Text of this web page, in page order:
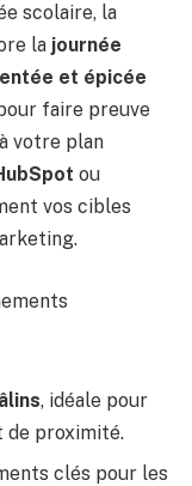
scolaire, la
la journée
et épicée
faire preuve
votre plan
ou
vos cibles
, idéale pour
de proximité.
clés pour les